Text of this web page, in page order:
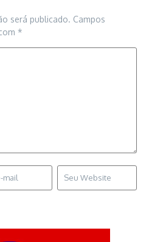
será publicado. Campos
*